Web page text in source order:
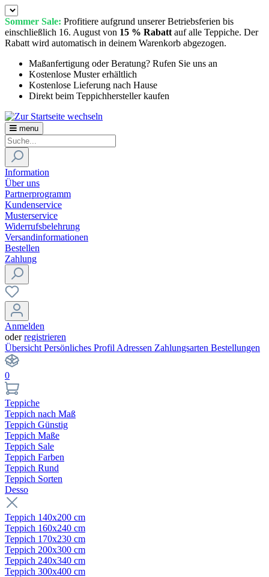
Sommer Sale: Profitiere aufgrund unserer Betriebsferien bis
einschließlich 16. August von 15 % Rabatt auf alle Teppiche. Der
Rabatt wird automatisch in deinem Warenkorb abgezogen.
Maßanfertigung oder Beratung? Rufen Sie uns an
Kostenlose Muster erhältlich
Kostenlose Lieferung nach Hause
Direkt beim Teppichhersteller kaufen
menu
Information
Über uns
Partnerprogramm
Kundenservice
Musterservice
Widerrufsbelehrung
Versandinformationen
Bestellen
Zahlung
Anmelden
oderregistrieren
Übersicht Persönliches Profil Adressen Zahlungsarten Bestellungen
0
Teppiche
Teppich nach Maß
Teppich Günstig
Teppich Maße
Teppich Sale
Teppich Farben
Teppich Rund
Teppich Sorten
Desso
Teppich 140x200 cm
Teppich 160x240 cm
Teppich 170x230 cm
Teppich 200x300 cm
Teppich 240x340 cm
Teppich 300x400 cm